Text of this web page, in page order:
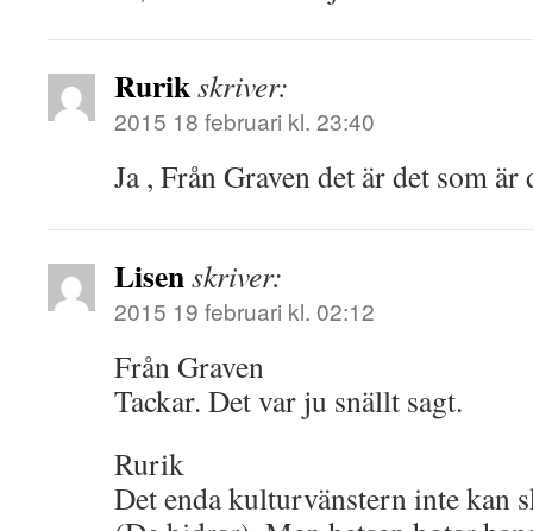
Rurikskriver:
2015 18 februari kl. 23:40
Ja , Från Graven det är det som är
Lisenskriver:
2015 19 februari kl. 02:12
Från Graven
Tackar. Det var ju snällt sagt.
Rurik
Det enda kulturvänstern inte kan